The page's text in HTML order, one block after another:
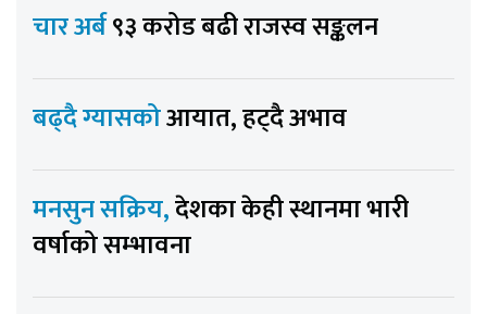
चार अर्ब९३ करोड बढी राजस्व सङ्कलन
बढ्दै ग्यासकोआयात, हट्दै अभाव
मनसुन सक्रिय,देशका केही स्थानमा भारी
वर्षाको सम्भावना